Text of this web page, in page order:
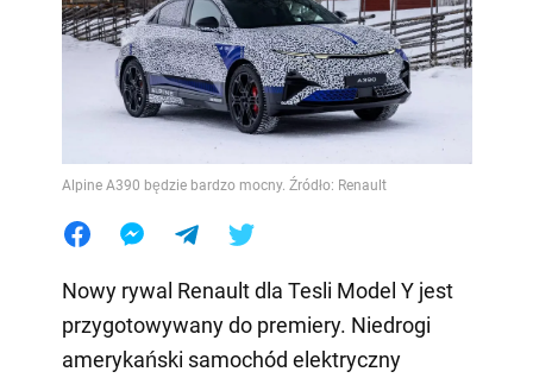
Alpine A390 będzie bardzo mocny. Źródło: Renault
Nowy rywal Renault dla Tesli Model Y jest
przygotowywany do premiery. Niedrogi
amerykański samochód elektryczny